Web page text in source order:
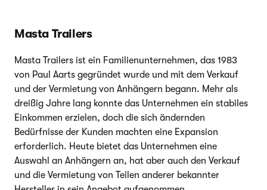
Masta Trailers
Masta Trailers ist ein Familienunternehmen, das 1983
von Paul Aarts gegründet wurde und mit dem Verkauf
und der Vermietung von Anhängern begann. Mehr als
dreißig Jahre lang konnte das Unternehmen ein stabiles
Einkommen erzielen, doch die sich ändernden
Bedürfnisse der Kunden machten eine Expansion
erforderlich. Heute bietet das Unternehmen eine
Auswahl an Anhängern an, hat aber auch den Verkauf
und die Vermietung von Teilen anderer bekannter